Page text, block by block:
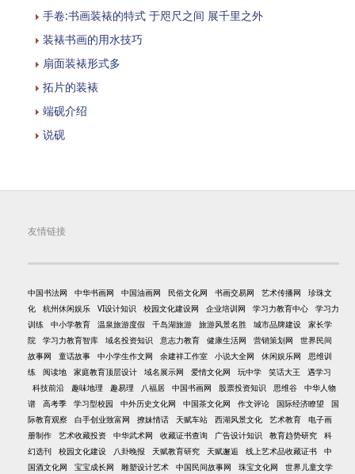
手卷:书画装裱的特式 于咫尺之间 展千里之外
装裱书画的用水技巧
扇面装裱形式多
拓片的装裱
端砚介绍
说砚
友情链接
中国书法网 中华书画网 中国油画网 民俗文化网 书画交易网 艺术传播网
珍珠文
化
杭州休闲娱乐 VI设计知识 校园文化建设网 企业培训网 学习力教育中心
学习力
训练
中小学教育 温泉旅游度假 千岛湖旅游 旅游风景名胜 城市品牌建设
家长学
院
学习力教育智库 域名投资知识 意志力教育 健康生活网 营销策划网
世界民间
故事网
童话故事 中小学生作文网 余建祥工作室 小说大全网 休闲娱乐网
思维训
练
阅读地 家庭教育顶层设计 域名展示网 爱情文化网 玩中学 笑话大王
遇学习
科技前沿
趣味地理 趣易理 八福居 中国书画网 股票投资知识 思维谷
中华人物
谱
高考季 学习型校园 中外历史文化网 中国茶文化网 作文评论 国际经济瞭望
国
际教育观察
白手创业致富网 撩妹情话 天赋车站 西湖风景文化 艺术教育
电子画
册制作
艺术收藏投资 中华武术网 收藏证书查询 广告设计知识 教育趋势研究
科
幻选刊
校园文化建设 八卦晚报 天赋教育研究 天赋邂逅 线上艺术品收藏证书
中
国酒文化网
宝宝成长网 雕塑设计艺术 中国民间故事网 珠宝文化网 世界儿童文学